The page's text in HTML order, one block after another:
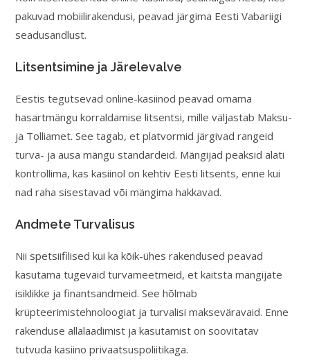
pakuvad mobiilirakendusi, peavad järgima Eesti Vabariigi
seadusandlust.
Litsentsimine ja Järelevalve
Eestis tegutsevad online-kasiinod peavad omama
hasartmängu korraldamise litsentsi, mille väljastab Maksu-
ja Tolliamet. See tagab, et platvormid järgivad rangeid
turva- ja ausa mängu standardeid. Mängijad peaksid alati
kontrollima, kas kasiinol on kehtiv Eesti litsents, enne kui
nad raha sisestavad või mängima hakkavad.
Andmete Turvalisus
Nii spetsiifilised kui ka kõik-ühes rakendused peavad
kasutama tugevaid turvameetmeid, et kaitsta mängijate
isiklikke ja finantsandmeid. See hõlmab
krüpteerimistehnoloogiat ja turvalisi makseväravaid. Enne
rakenduse allalaadimist ja kasutamist on soovitatav
tutvuda kasiino privaatsuspoliitikaga.